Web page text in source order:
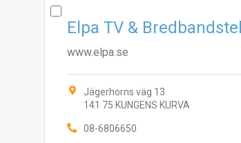
Elpa TV &
www.elpa.se
Jägerhorns väg 13
141 75 KUNGENS KURVA
08-6806650